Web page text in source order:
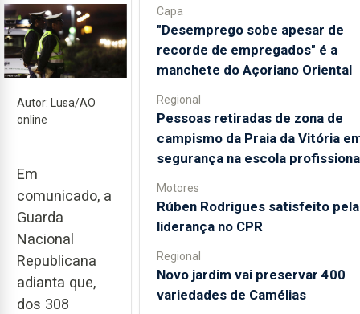
Autor: Lusa/AO
online
Em
comunicado, a
Guarda
Nacional
Republicana
adianta que,
dos 308
Capa
"Desemprego sobe apesar de
recorde de empregados" é a
manchete do Açoriano Oriental
Regional
Pessoas retiradas de zona de
campismo da Praia da Vitória
segurança na escola
Motores
Rúben Rodrigues satisfeito pela
liderança no CPR
Regional
Novo jardim vai preservar 400
variedades de Camélias